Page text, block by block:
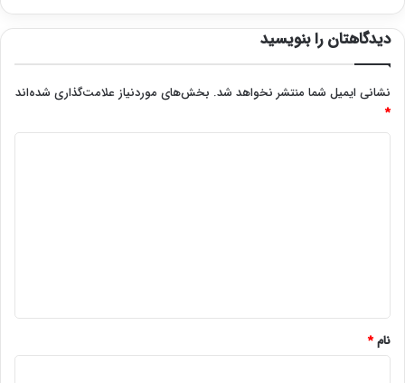
دیدگاهتان را بنویسید
نشانی ایمیل شما منتشر نخواهد شد. بخش‌های موردنیاز علامت‌گذاری شده‌اند
*
نام*